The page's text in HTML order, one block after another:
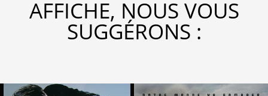
AFFICHE, NOUS VOUS
SUGGÉRONS :